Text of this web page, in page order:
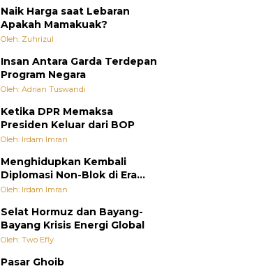
Naik Harga saat Lebaran
Apakah Mamakuak?
Oleh: Zuhrizul
Insan Antara Garda Terdepan
Program Negara
Oleh: Adrian Tuswandi
Ketika DPR Memaksa
Presiden Keluar dari BOP
Oleh: Irdam Imran
Menghidupkan Kembali
Diplomasi Non-Blok di Era
Multipolar
Oleh: Irdam Imran
Selat Hormuz dan Bayang-
Bayang Krisis Energi Global
Oleh: Two Efly
Pasar Ghoib